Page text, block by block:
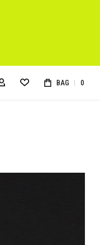
MY ACCOUNT BAG 0